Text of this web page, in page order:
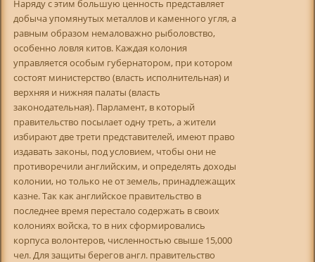
Наряду с этим большую ценность представляет
добыча упомянутых металлов и каменного угля, а
равным образом немаловажно рыболовство,
особенно ловля китов. Каждая колония
управляется особым губернатором, при котором
состоят министерство (власть исполнительная) и
верхняя и нижняя палаты (власть
законодательная). Парламент, в который
правительство посылает одну треть, а жители
избирают две трети представителей, имеют право
издавать законы, под условием, чтобы они не
противоречили английским, и определять доходы
колонии, но только не от земель, принадлежащих
казне. Так как английское правительство в
последнее время перестало содержать в своих
колониях войска, то в них сформировались
корпуса волонтеров, численностью свыше 15,000
чел. Для защиты берегов англ. правительство